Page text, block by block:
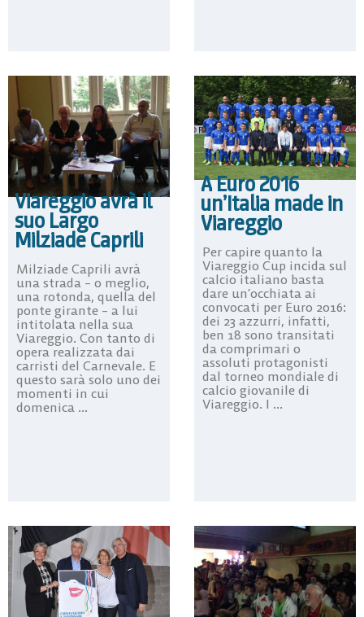
Viareggio avrà il
suo Largo
Milziade Caprili
Milziade Caprili avrà
una strada – o meglio,
una rotonda, quella del
ponte girante – a lui
intitolata nella sua
Viareggio. Con tanto di
opera realizzata dai
carristi del Carnevale. E
questo sarà solo uno dei
momenti in cui
domenica ...
A Euro 2016
un’Italia made in
Viareggio
Per capire quanto la
Viareggio Cup incida sul
calcio italiano basta
dare un’occhiata ai
convocati per Euro 2016:
dei 23 azzurri, infatti,
ben 18 sono transitati
da comprimari o
assoluti protagonisti
dal torneo mondiale di
calcio giovanile di
Viareggio. I ...